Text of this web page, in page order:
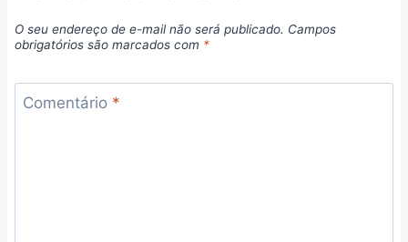
O seu endereço de e-mail não será publicado. Campos
obrigatórios são marcados com *
Comentário *